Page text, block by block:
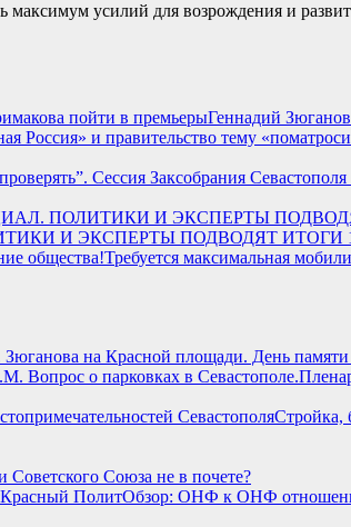
усилий для возрождения и
Геннадий
И ЭКСПЕРТЫ ПОДВОДЯТ
Требуется максимальная
на Красной площади. День
Стройка,
Советского Союза не в почете?
Красный ПолитОбзор: ОНФ к ОНФ